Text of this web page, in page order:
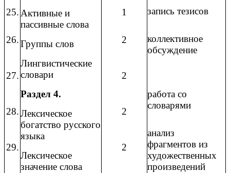
25.
26.
27.
28.
29.
Активные и
пассивные слова
Группы слов
Лингвистические
словари
Раздел 4.
Лексическое
богатство русского
языка
Лексическое
значение слова
1
2
2
2
2
запись тезисов
коллективное
обсуждение
работа со
словарями
анализ
фрагментов из
художественных
произведений